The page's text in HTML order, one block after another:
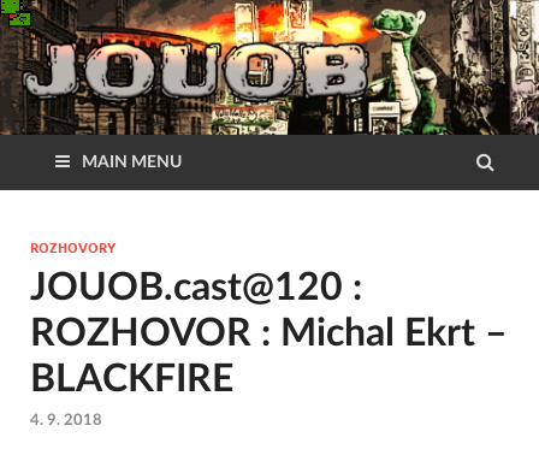
MAIN MENU
ROZHOVORY
JOUOB.cast@120 :
ROZHOVOR : Michal Ekrt –
BLACKFIRE
4. 9. 2018